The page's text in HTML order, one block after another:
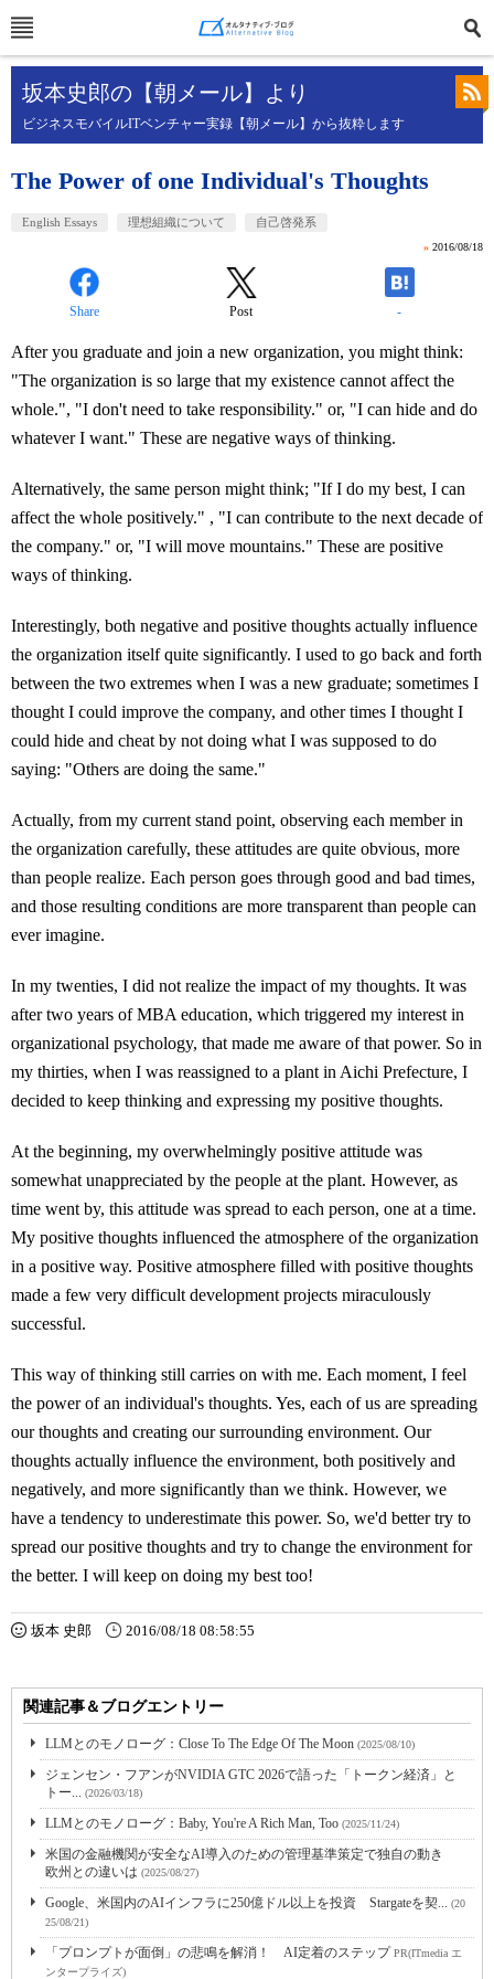
坂本史郎の【朝メール】より
ビジネスモバイルITベンチャー実録【朝メール】から抜粋します
The Power of one Individual's Thoughts
English Essays 理想組織について 自己啓発系
» 2016/08/18
Share Post -
After you graduate and join a new organization, you might think:
"The organization is so large that my existence cannot affect the
whole.", "I don't need to take responsibility." or, "I can hide and do
whatever I want." These are negative ways of thinking.
Alternatively, the same person might think; "If I do my best, I can
affect the whole positively." , "I can contribute to the next decade of
the company." or, "I will move mountains." These are positive
ways of thinking.
Interestingly, both negative and positive thoughts actually influence
the organization itself quite significantly. I used to go back and forth
between the two extremes when I was a new graduate; sometimes I
thought I could improve the company, and other times I thought I
could hide and cheat by not doing what I was supposed to do
saying: "Others are doing the same."
Actually, from my current stand point, observing each member in
the organization carefully, these attitudes are quite obvious, more
than people realize. Each person goes through good and bad times,
and those resulting conditions are more transparent than people can
ever imagine.
In my twenties, I did not realize the impact of my thoughts. It was
after two years of MBA education, which triggered my interest in
organizational psychology, that made me aware of that power. So in
my thirties, when I was reassigned to a plant in Aichi Prefecture, I
decided to keep thinking and expressing my positive thoughts.
At the beginning, my overwhelmingly positive attitude was
somewhat unappreciated by the people at the plant. However, as
time went by, this attitude was spread to each person, one at a time.
My positive thoughts influenced the atmosphere of the organization
in a positive way. Positive atmosphere filled with positive thoughts
made a few very difficult development projects miraculously
successful.
This way of thinking still carries on with me. Each moment, I feel
the power of an individual's thoughts. Yes, each of us are spreading
our thoughts and creating our surrounding environment. Our
thoughts actually influence the environment, both positively and
negatively, and more significantly than we think. However, we
have a tendency to underestimate this power. So, we'd better try to
spread our positive thoughts and try to change the environment for
the better. I will keep on doing my best too!
坂本 史郎 2016/08/18 08:58:55
関連記事＆ブログエントリー
LLMとのモノローグ：Close To The Edge Of The Moon (2025/08/10)
ジェンセン・フアンがNVIDIA GTC 2026で語った「トークン経済」と
トー... (2026/03/18)
LLMとのモノローグ：Baby, You're A Rich Man, Too (2025/11/24)
米国の金融機関が安全なAI導入のための管理基準策定で独自の動き
欧州との違いは (2025/08/27)
Google、米国内のAIインフラに250億ドル以上を投資 Stargateを契... (20
25/08/21)
「プロンプトが面倒」の悲鳴を解消！ AI定着のステップPR(ITmedia エ
ンタープライズ)